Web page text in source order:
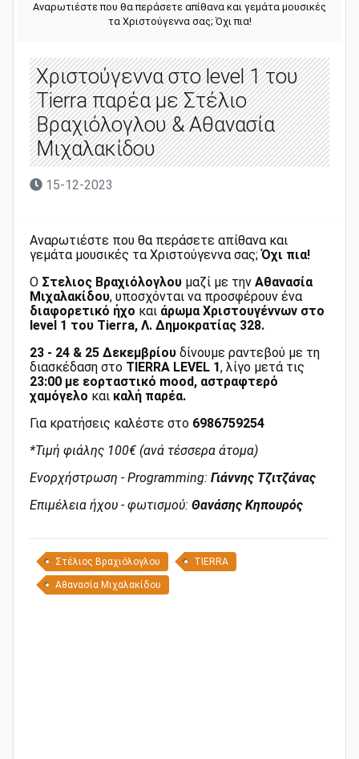
Αναρωτιέστε που θα περάσετε απίθανα και γεμάτα μουσικές
τα Χριστούγεννα σας; Όχι πια!
Χριστούγεννα στο level 1 του
Tierra παρέα με Στέλιο
Βραχιόλογλου & Αθανασία
Μιχαλακίδου
15-12-2023
Αναρωτιέστε που θα περάσετε απίθανα και
γεμάτα μουσικές τα Χριστούγεννα σας;Όχι πια!
Ο Στελιος Βραχιόλογλου μαζί με την Αθανασία
Μιχαλακίδου, υποσχόνται να προσφέρουν ένα
διαφορετικό ήχο και άρωμα Χριστουγέννων στο
level 1 του Tierra, Λ. Δημοκρατίας 328.
23 - 24 & 25 Δεκεμβρίου δίνουμε ραντεβού με τη
διασκέδαση στο TIERRA LEVEL 1, λίγο μετά τις
23:00 με εορταστικό mood, αστραφτερό
χαμόγελο και καλή παρέα.
Για κρατήσεις καλέστε στο 6986759254
*Τιμή φιάλης 100€ (ανά τέσσερα άτομα)
Ενορχήστρωση - Programming: Γιάννης Τζιτζάνας
Επιμέλεια ήχου - φωτισμού: Θανάσης Κηπουρός
Στέλιος Βραχιόλογλου TIERRA
Αθανασία Μιχαλακίδου